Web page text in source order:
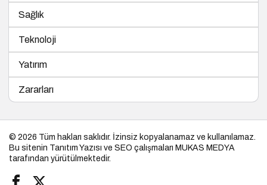
Sağlık
Teknoloji
Yatırım
Zararları
© 2026 Tüm hakları saklıdır. İzinsiz kopyalanamaz ve kullanılamaz.
Bu sitenin Tanıtım Yazısı ve SEO çalışmaları MUKAS MEDYA
tarafından yürütülmektedir.